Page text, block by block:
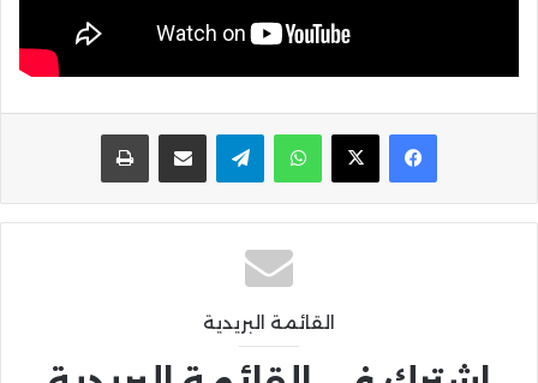
واتساب تيلقرام مشاركة عبر البريد
القائمة البريدية